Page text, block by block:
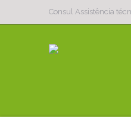
Consul Assistência